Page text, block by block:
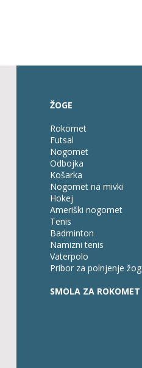
ŽOGE
Rokomet
Futsal
Nogomet
Odbojka
Košarka
Nogomet na mivki
Hokej
Ameriški nogomet
Tenis
Badminton
Namizni tenis
Vaterpolo
Pribor za polnjenje žog
SMOLA ZA ROKOMET